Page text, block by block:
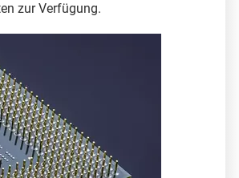
zur Verfügung.